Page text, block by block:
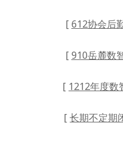
[612协会后
[910岳麓数
[ 1212年度数
[长期不定期